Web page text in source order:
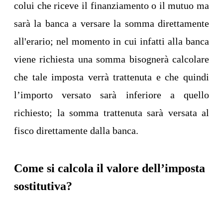
colui che riceve il finanziamento o il mutuo ma
sarà la banca a versare la somma direttamente
all'erario; nel momento in cui infatti alla banca
viene richiesta una somma bisognerà calcolare
che tale imposta verrà trattenuta e che quindi
l’importo versato sarà inferiore a quello
richiesto; la somma trattenuta sarà versata al
fisco direttamente dalla banca.
Come si calcola il valore dell’imposta
sostitutiva?